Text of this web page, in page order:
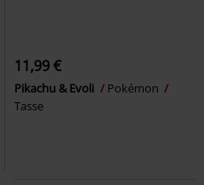
11,99 €
Pikachu & Evoli
Pokémon
Tasse